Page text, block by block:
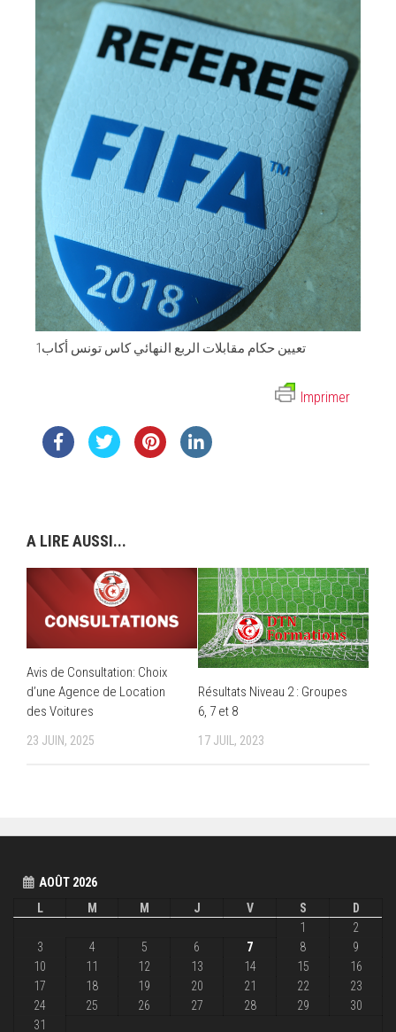
-Ligue I-
-Ligue II-
-Ligue III-
تعيين حكام مقابلات الربع النهائي كاس تونس أكاب1
Imprimer
A LIRE AUSSI...
Avis de Consultation: Choix
d’une Agence de Location
des Voitures
23 JUIN, 2025
Résultats Niveau 2 : Groupes
6, 7 et 8
17 JUIL, 2023
AOÛT 2026
L
M M J V S
D
1
2
3
4 5 6 7 8
9
10
11 12 13 14 15
16
17
18 19 20 21 22
23
24
25 26 27 28 29
30
31